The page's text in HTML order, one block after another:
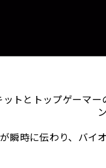
トとトップゲーマー
瞬時に伝わり、バ